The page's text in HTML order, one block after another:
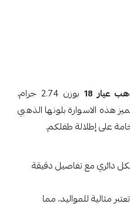
عيار 18
بوزن 2.74 جرام،
هذه الاسوارة بلونها الذهبي
على إطلالة طفلكم.
دائري مع تفاصيل دقيقة
جرام، تعتبر مثالية للمواليد، مما